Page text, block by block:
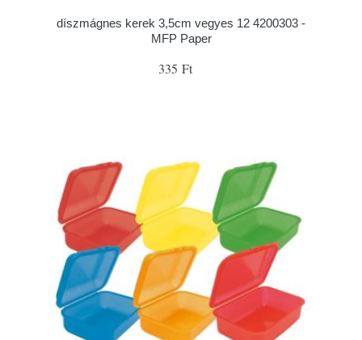
díszmágnes kerek 3,5cm vegyes 12 4200303 -
MFP Paper
335 Ft